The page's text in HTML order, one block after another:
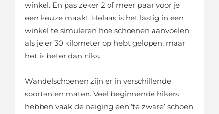
winkel. En pas zeker 2 of meer paar voor je
een keuze maakt. Helaas is het lastig in een
winkel te simuleren hoe schoenen aanvoelen
als je er 30 kilometer op hebt gelopen, maar
het is beter dan niks.
Wandelschoenen zijn er in verschillende
soorten en maten. Veel beginnende hikers
hebben vaak de neiging een ‘te zware’ schoen